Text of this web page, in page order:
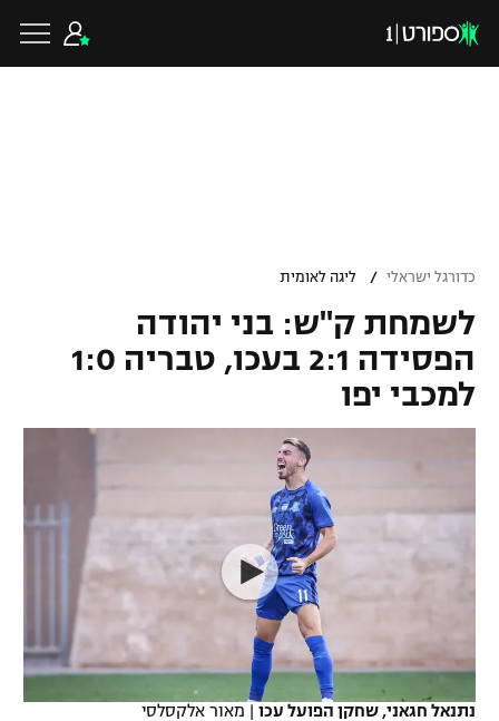
VOD
רץ ברשת
ליגה לאומית
גביע הטוטו
גביע המדינה
בית"ר ירושלים
מכבי תל אביב
כדורגל עולמי
ליגת האלופות
ליגה אירופית
ליגה צרפתית
ליגה הולנדית
כדורסל ישראלי
ליגת ווינר סל
כדורסל נשים
מכבי תל אביב
הפועל ירושלים
כדורסל עולמי
טניס
כדורעף
כדורגל ישראלי / ליגה לאומית
לשמחת ק"ש: בני יהודה
הפסידה 2:1 בעכו, טבריה 1:0
למכבי יפו
נתנאל חגאני, שחקן הפועל עכו | מאור אלקסלסי